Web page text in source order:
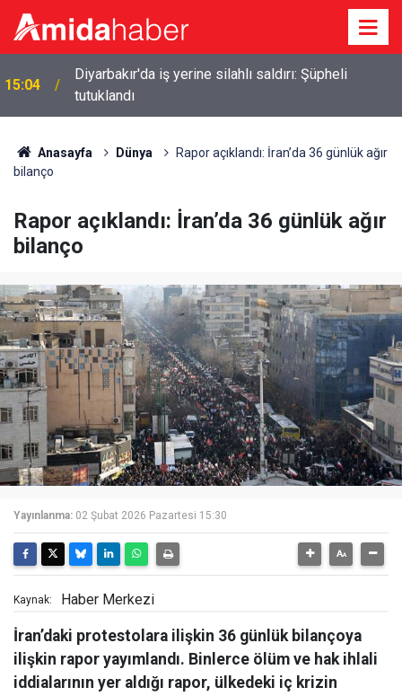
15:04
Diyarbakır'da iş yerine silahlı saldırı: Şüpheli
tutuklandı
Anasayfa Dünya
Rapor açıklandı: İran’da 36 günlük ağır
bilanço
Rapor açıklandı: İran’da 36 günlük ağır
bilanço
Yayınlanma: 02 Şubat 2026 Pazartesi 15:30
Kaynak: Haber Merkezi
İran’daki protestolara ilişkin 36 günlük bilançoya
ilişkin rapor yayımlandı. Binlerce ölüm ve hak ihlali
iddialarının yer aldığı rapor, ülkedeki iç krizin